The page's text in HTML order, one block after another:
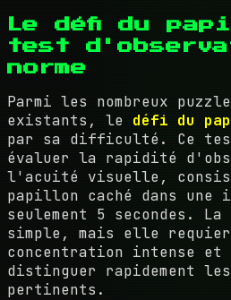
Le défi du
test
norme
Parmi les nombreux
existants, le défi du
par sa difficulté. Ce
évaluer la rapidité
l'acuité visuelle,
papillon caché dans une
seulement 5 secondes.
simple, mais elle
concentration intense et
distinguer rapidement
pertinents.